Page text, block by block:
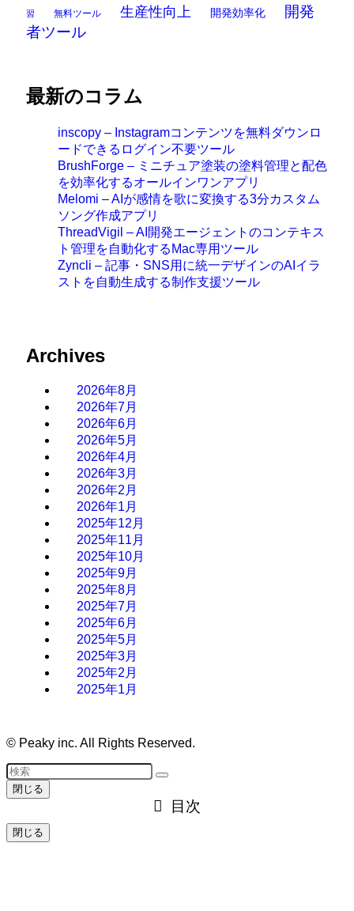
習 無料ツール 生産性向上 開発効率化
開発
者ツール
最新のコラム
inscopy – Instagramコンテンツを無料ダウンロ
ードできるログイン不要ツール
BrushForge – ミニチュア塗装の塗料管理と配色
を効率化するオールインワンアプリ
Melomi – AIが感情を歌に変換する3分カスタム
ソング作成アプリ
ThreadVigil – AI開発エージェントのコンテキス
ト管理を自動化するMac専用ツール
Zyncli – 記事・SNS用に統一デザインのAIイラ
ストを自動生成する制作支援ツール
Archives
2026年8月
2026年7月
2026年6月
2026年5月
2026年4月
2026年3月
2026年2月
2026年1月
2025年12月
2025年11月
2025年10月
2025年9月
2025年8月
2025年7月
2025年6月
2025年5月
2025年3月
2025年2月
2025年1月
© Peaky inc. All Rights Reserved.
閉じる
目次
閉じる